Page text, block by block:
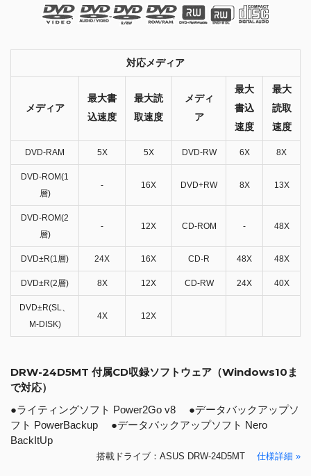
対応メディア
メディア
最大書
込速度
最大読
取速度
メディ
ア
最大
書込
速度
最大
読取
速度
DVD-RAM 5X 5X DVD-RW 6X 8X
DVD-ROM(1
層)
- 16X DVD+RW 8X 13X
DVD-ROM(2
層)
- 12X CD-ROM - 48X
DVD±R(1層) 24X 16X CD-R 48X 48X
DVD±R(2層) 8X 12X CD-RW 24X 40X
DVD±R(SL、
M-DISK)
4X 12X
DRW-24D5MT 付属CD収録ソフトウェア（Windows10ま
で対応）
●ライティングソフト Power2Go v8 ●データバックアップソ
フト PowerBackup ●データバックアップソフト Nero
BackItUp
搭載ドライブ：ASUS DRW-24D5MT 仕様詳細 »